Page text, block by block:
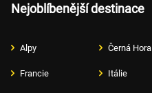
Nejoblíbenější destinace
Alpy Černá Hora
Francie Itálie